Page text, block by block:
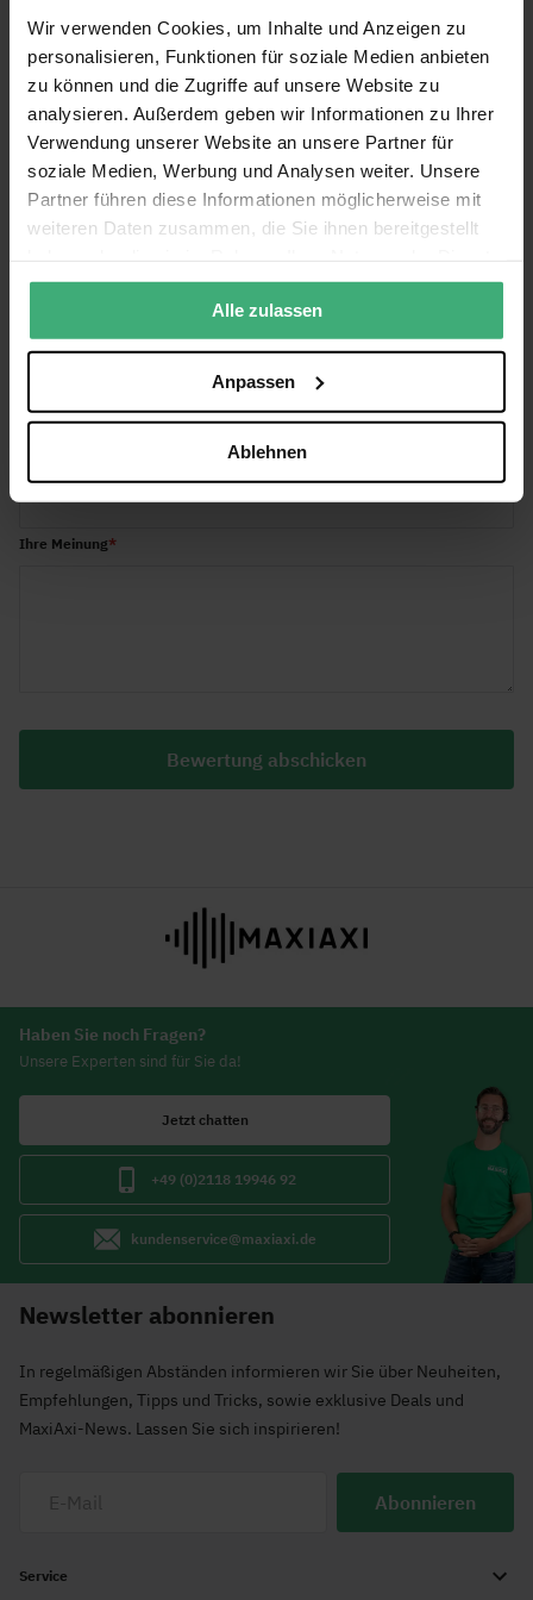
Wir verwenden Cookies, um Inhalte und Anzeigen zu
personalisieren, Funktionen für soziale Medien anbieten
zu können und die Zugriffe auf unsere Website zu
analysieren. Außerdem geben wir Informationen zu Ihrer
Verwendung unserer Website an unsere Partner für
soziale Medien, Werbung und Analysen weiter. Unsere
Partner führen diese Informationen möglicherweise mit
weiteren Daten zusammen, die Sie ihnen bereitgestellt
gesammelt haben.
Alle zulassen
Anpassen
Ablehnen
2 Lenkrollen mit Bremse
Max. belastbares Gewicht von 450kg
Universell für alle 29cm breiten Traversen
Ausgestattet mit praktischen Löchern für Spanngurte oder als Griff
Abmessungen und Gewicht
Abmessungen: 49,5 x 60 x 14,9 cm
Sprache Bedienungsanleitung
Französisch, Spanisch
Bewertungen
Sie bewerten:
BeamZ Traversenwagen - Robuster Traversenwagen -
1
2
3
4
5
Benutzername
Ihre Meinung
Bewertung abschicken
Haben Sie noch Fragen?
Unsere Experten sind für Sie da!
Jetzt chatten
+49 (0)2118 19946 92
kundenservice@maxiaxi.de
Newsletter abonnieren
In regelmäßigen Abständen informieren wir Sie über Neuheiten,
Empfehlungen, Tipps und Tricks, sowie exklusive Deals und
MaxiAxi-News. Lassen Sie sich inspirieren!
Abonnieren
Service